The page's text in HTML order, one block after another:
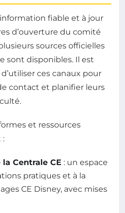
information fiable et à jour
d’ouverture du comité
sources officielles
sont disponibles. Il est
ces canaux pour
contact et planifier leurs
et ressources
:
Centrale CE : un espace
pratiques et à la
CE Disney, avec mises